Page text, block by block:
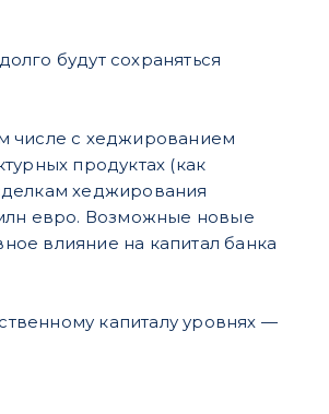
будут сохраняться
числе с хеджированием
продуктах (как
хеджирования
евро. Возможные новые
влияние на капитал банка
капиталу уровнях —